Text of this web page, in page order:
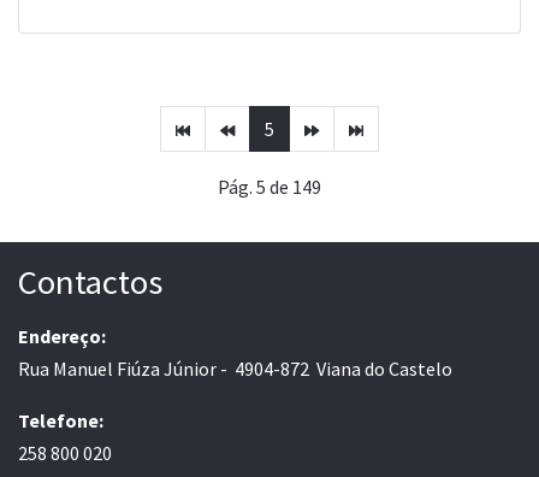
5
Pág. 5 de 149
Contactos
Endereço:
Rua Manuel Fiúza Júnior - 4904-872 Viana do Castelo
Telefone:
258 800 020